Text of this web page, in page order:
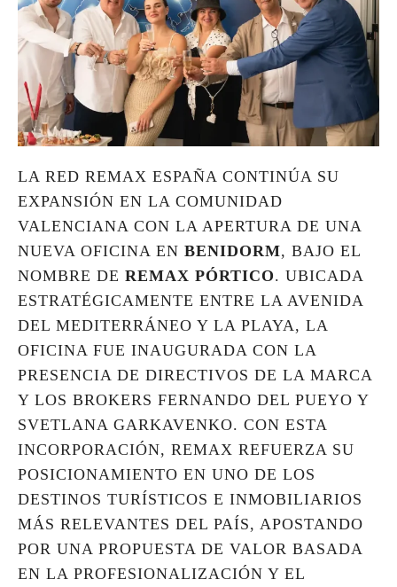
LA RED REMAX ESPAÑA CONTINÚA SU
EXPANSIÓN EN LA COMUNIDAD
VALENCIANA CON LA APERTURA DE UNA
NUEVA OFICINA EN BENIDORM, BAJO EL
NOMBRE DE REMAX PÓRTICO. UBICADA
ESTRATÉGICAMENTE ENTRE LA AVENIDA
DEL MEDITERRÁNEO Y LA PLAYA, LA
OFICINA FUE INAUGURADA CON LA
PRESENCIA DE DIRECTIVOS DE LA MARCA
Y LOS BROKERS FERNANDO DEL PUEYO Y
SVETLANA GARKAVENKO. CON ESTA
INCORPORACIÓN, REMAX REFUERZA SU
POSICIONAMIENTO EN UNO DE LOS
DESTINOS TURÍSTICOS E INMOBILIARIOS
MÁS RELEVANTES DEL PAÍS, APOSTANDO
POR UNA PROPUESTA DE VALOR BASADA
EN LA PROFESIONALIZACIÓN Y EL